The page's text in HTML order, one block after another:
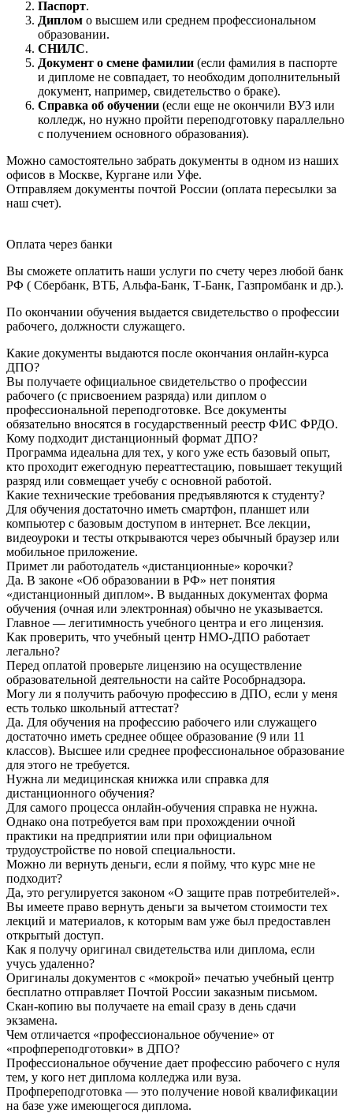
Паспорт.
Диплом о высшем или среднем профессиональном
образовании.
СНИЛС.
Документ о смене фамилии (если фамилия в паспорте
и дипломе не совпадает, то необходим дополнительный
документ, например, свидетельство о браке).
Справка об обучении (если еще не окончили ВУЗ или
колледж, но нужно пройти переподготовку параллельно
с получением основного образования).
Можно самостоятельно забрать документы в одном из наших
офисов в Москве, Кургане или Уфе.
Отправляем документы почтой России (оплата пересылки за
наш счет).
Оплата через банки
Вы сможете оплатить наши услуги по счету через любой банк
РФ ( Сбербанк, ВТБ, Альфа-Банк, Т-Банк, Газпромбанк и др.).
По окончании обучения выдается свидетельство о профессии
рабочего, должности служащего.
Какие документы выдаются после окончания онлайн-курса
ДПО?
Вы получаете официальное свидетельство о профессии
рабочего (с присвоением разряда) или диплом о
профессиональной переподготовке. Все документы
обязательно вносятся в государственный реестр ФИС ФРДО.
Кому подходит дистанционный формат ДПО?
Программа идеальна для тех, у кого уже есть базовый опыт,
кто проходит ежегодную переаттестацию, повышает текущий
разряд или совмещает учебу с основной работой.
Какие технические требования предъявляются к студенту?
Для обучения достаточно иметь смартфон, планшет или
компьютер с базовым доступом в интернет. Все лекции,
видеоуроки и тесты открываются через обычный браузер или
мобильное приложение.
Примет ли работодатель «дистанционные» корочки?
Да. В законе «Об образовании в РФ» нет понятия
«дистанционный диплом». В выданных документах форма
обучения (очная или электронная) обычно не указывается.
Главное — легитимность учебного центра и его лицензия.
Как проверить, что учебный центр НМО-ДПО работает
легально?
Перед оплатой проверьте лицензию на осуществление
образовательной деятельности на сайте Рособрнадзора.
Могу ли я получить рабочую профессию в ДПО, если у меня
есть только школьный аттестат?
Да. Для обучения на профессию рабочего или служащего
достаточно иметь среднее общее образование (9 или 11
классов). Высшее или среднее профессиональное образование
для этого не требуется.
Нужна ли медицинская книжка или справка для
дистанционного обучения?
Для самого процесса онлайн-обучения справка не нужна.
Однако она потребуется вам при прохождении очной
практики на предприятии или при официальном
трудоустройстве по новой специальности.
Можно ли вернуть деньги, если я пойму, что курс мне не
подходит?
Да, это регулируется законом «О защите прав потребителей».
Вы имеете право вернуть деньги за вычетом стоимости тех
лекций и материалов, к которым вам уже был предоставлен
открытый доступ.
Как я получу оригинал свидетельства или диплома, если
учусь удаленно?
Оригиналы документов с «мокрой» печатью учебный центр
бесплатно отправляет Почтой России заказным письмом.
Скан-копию вы получаете на email сразу в день сдачи
экзамена.
Чем отличается «профессиональное обучение» от
«профпереподготовки» в ДПО?
Профессиональное обучение дает профессию рабочего с нуля
тем, у кого нет диплома колледжа или вуза.
Профпереподготовка — это получение новой квалификации
на базе уже имеющегося диплома.